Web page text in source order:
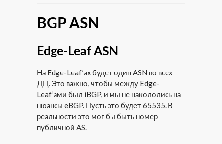
BGP ASN
Edge-Leaf ASN
На Edge-Leaf’ах будет один ASN во всех
ДЦ. Это важно, чтобы между Edge-
Leaf’ами был iBGP, и мы не накололись на
нюансы eBGP. Пусть это будет 65535. В
реальности это мог бы быть номер
публичной AS.